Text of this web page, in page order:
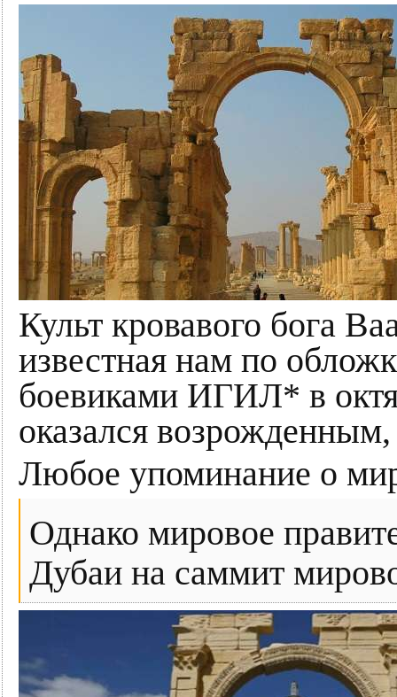
Культ кровавого бога
известная нам по
боевиками ИГИЛ* в
оказался
Любое упоминание о
Однако мировое
Дубаи на саммит